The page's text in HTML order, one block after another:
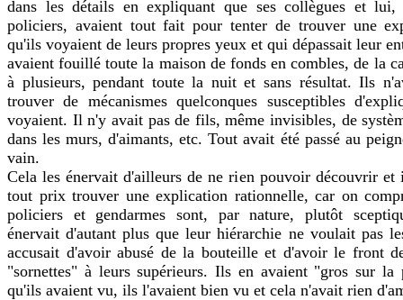
dans les détails en expliquant que ses collègues et
policiers, avaient tout fait pour tenter de trouver une
qu'ils voyaient de leurs propres yeux et qui dépassait leur
avaient fouillé toute la maison de fonds en combles, de la
à plusieurs, pendant toute la nuit et sans résultat. Ils
trouver de mécanismes quelconques susceptibles
voyaient. Il n'y avait pas de fils, même invisibles, de
dans les murs, d'aimants, etc. Tout avait été passé au
vain.
Cela les énervait d'ailleurs de ne rien pouvoir découvrir et
tout prix trouver une explication rationnelle, car on
policiers et gendarmes sont, par nature, plutôt
énervait d'autant plus que leur hiérarchie ne voulait pas
accusait d'avoir abusé de la bouteille et d'avoir le front
"sornettes" à leurs supérieurs. Ils en avaient "gros sur la
qu'ils avaient vu, ils l'avaient bien vu et cela n'avait rien